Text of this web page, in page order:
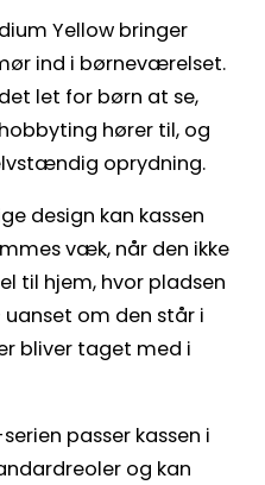
Yellow bringer
ind i børneværelset.
let for børn at se,
hører til, og
oprydning.
design kan kassen
væk, når den ikke
til hjem, hvor pladsen
om den står i
bliver taget med i
passer kassen i
og kan